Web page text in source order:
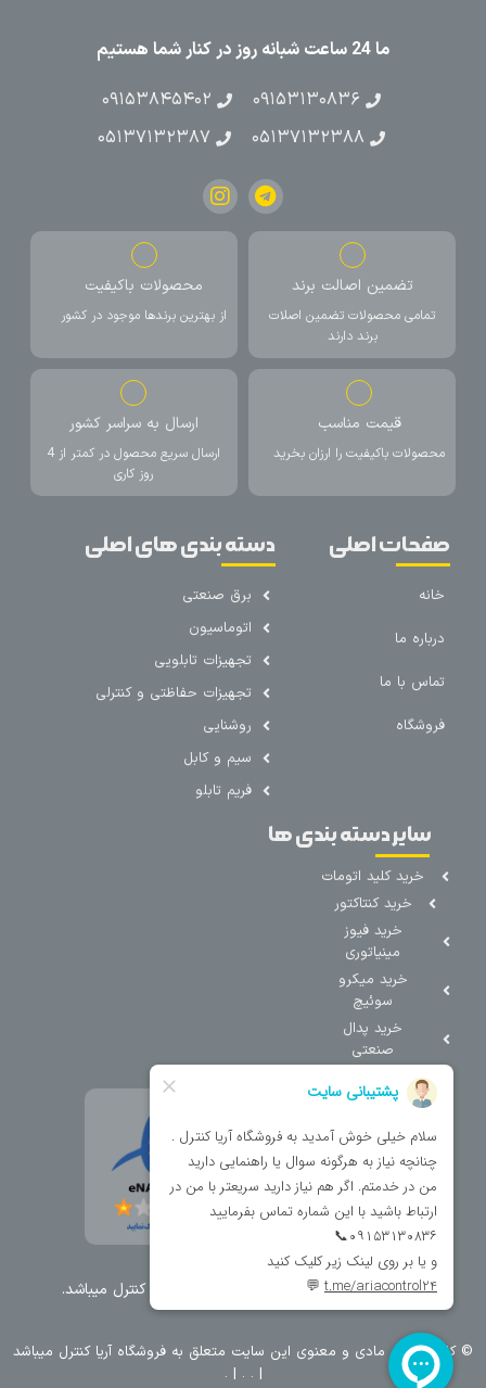
ما 24 ساعت شبانه روز در کنار شما هستیم
۰۹۱۵۳۱۳۰۸۳۶
۰۹۱۵۳۸۴۵۴۰۲
۰۵۱۳۷۱۳۲۳۸۸
۰۵۱۳۷۱۳۲۳۸۷
تضمین اصالت برند
تمامی محصولات تضمین اصلات
برند دارند
محصولات باکیفیت
از بهترین برندها موجود در کشور
قیمت مناسب
محصولات باکیفیت را ارزان بخرید
ارسال به سراسر کشور
ارسال سریع محصول در کمتر از 4
روز کاری
صفحات اصلی
خانه
درباره ما
تماس با ما
فروشگاه
دسته بندی های اصلی
برق صنعتی
اتوماسیون
تجهیزات تابلویی
تجهیزات حفاظتی و کنترلی
روشنایی
سیم و کابل
فریم تابلو
سایر دسته بندی ها
خرید کلید اتومات
خرید کنتاکتور
خرید فیوز
مینیاتوری
خرید میکرو
سوئیچ
خرید پدال
صنعتی
تمامی حقوق مطالب و سایت نزد شرکت اریا کنترل میباشد.
© کليه حقوق مادی و معنوی اين سايت متعلق به فروشگاه آریا کنترل ميباشد
|
. .
| .